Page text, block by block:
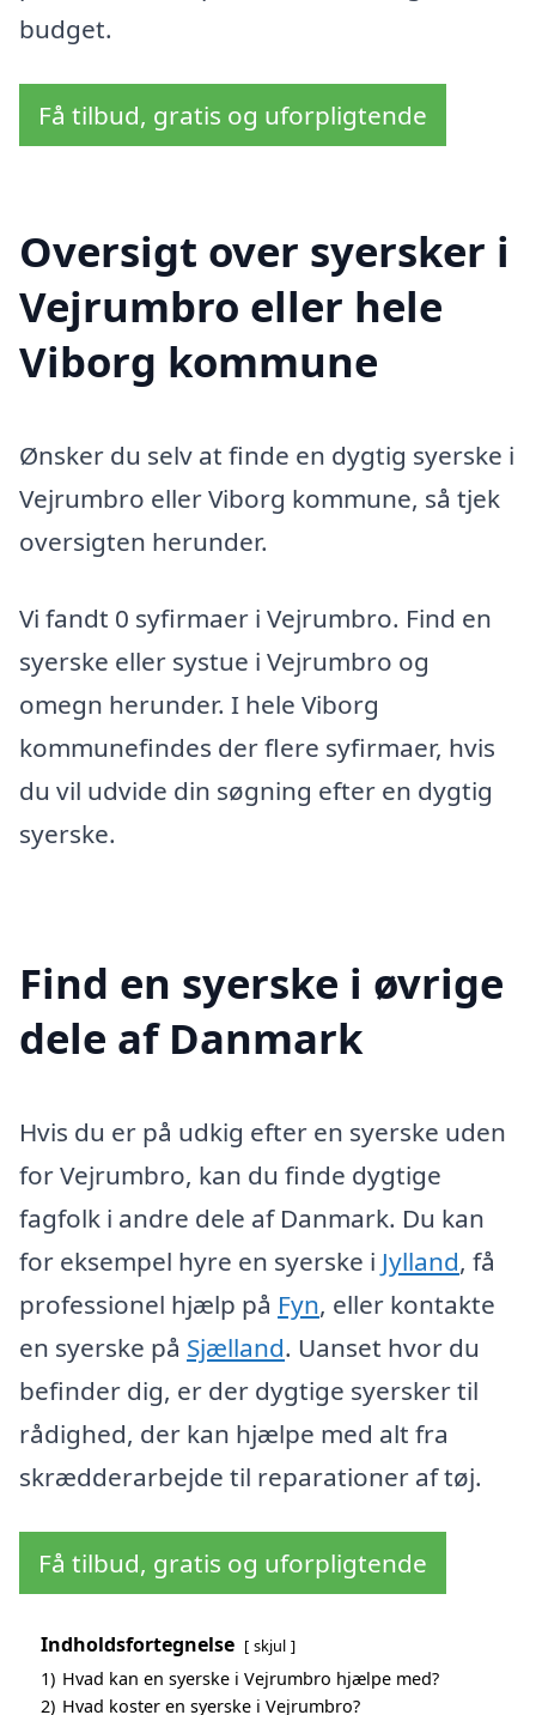
budget.
Få tilbud, gratis og uforpligtende
Oversigt over syersker i
Vejrumbro eller hele
Viborg kommune
Ønsker du selv at finde en dygtig syerske i
Vejrumbro eller Viborg kommune, så tjek
oversigten herunder.
Vi fandt 0 syfirmaer i Vejrumbro. Find en
syerske eller systue i Vejrumbro og
omegn herunder. I hele Viborg
kommunefindes der flere syfirmaer, hvis
du vil udvide din søgning efter en dygtig
syerske.
Find en syerske i øvrige
dele af Danmark
Hvis du er på udkig efter en syerske uden
for Vejrumbro, kan du finde dygtige
fagfolk i andre dele af Danmark. Du kan
for eksempel hyre en syerske i Jylland, få
professionel hjælp på Fyn, eller kontakte
en syerske på Sjælland. Uanset hvor du
befinder dig, er der dygtige syersker til
rådighed, der kan hjælpe med alt fra
skrædderarbejde til reparationer af tøj.
Få tilbud, gratis og uforpligtende
Indholdsfortegnelse skjul
1) Hvad kan en syerske i Vejrumbro hjælpe med?
2) Hvad koster en syerske i Vejrumbro?